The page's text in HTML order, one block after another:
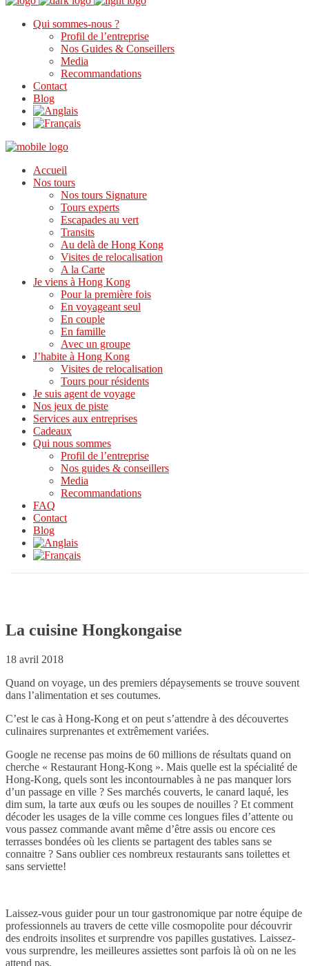
Qui sommes-nous ?
Profil de l’entreprise
Nos Guides & Conseillers
Media
Recommandations
Contact
Blog
Accueil
Nos tours
Nos tours Signature
Tours experts
Escapades au vert
Transits
Au delà de Hong Kong
Visites de relocalisation
A la Carte
Je viens à Hong Kong
Pour la première fois
En voyageant seul
En couple
En famille
Avec un groupe
J’habite à Hong Kong
Visites de relocalisation
Tours pour résidents
Je suis agent de voyage
Nos jeux de piste
Services aux entreprises
Cadeaux
Qui nous sommes
Profil de l’entreprise
Nos guides & conseillers
Media
Recommandations
FAQ
Contact
Blog
La cuisine Hongkongaise
18 avril 2018
Quand on voyage, un des premiers dépaysements se trouve souvent
dans l’alimentation et ses coutumes.
C’est le cas à Hong-Kong et on peut s’attendre à des découvertes
culinaires surprenantes et extrêmement variées.
Google ne recense pas moins de 60 millions de résultats quand on
cherche « Restaurant Hong-Kong ». Mais quelle est la spécialité de
Hong-Kong, quels sont les incontournables à ne pas manquer lors
d’un passage en ville ? Ses marchés couverts, le canard laqué, les
dim sum, la tarte aux œufs ou les soupes de nouilles ? Et comment
décoder les usages de la ville comme ces longues files d’attente ou
vous passez commande avant même d’être assis ou encore ces
terrasses bondées où les clients se partagent des tables sans se
connaitre ? Sans oublier ces nombreux restaurants sans toilettes et
sans serviette!
Laissez-vous guider pour un tour gastronomique par notre équipe de
professionnels au travers de cette ville cosmopolite pour découvrir
des endroits insolites et surprendre vos papilles gustatives. Laissez-
vous surprendre, les meilleures assiettes sont parfois là où on ne les
attend pas.